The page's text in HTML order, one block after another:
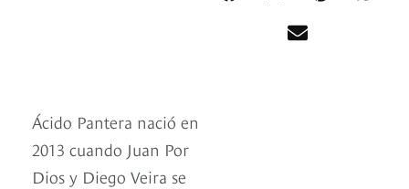
Ácido Pantera nació en
2013 cuando Juan Por
Dios y Diego Veira se